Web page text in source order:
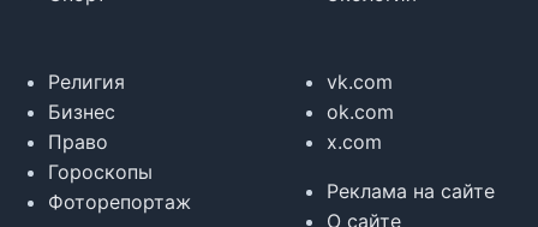
Религия
Бизнес
Право
Гороскопы
Фоторепортаж
vk.com
ok.com
x.com
Реклама на сайте
О сайте